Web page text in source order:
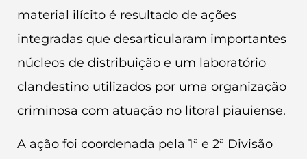
material ilícito é resultado de ações
integradas que desarticularam importantes
núcleos de distribuição e um laboratório
clandestino utilizados por uma organização
criminosa com atuação no litoral piauiense.
A ação foi coordenada pela 1ª e 2ª Divisão